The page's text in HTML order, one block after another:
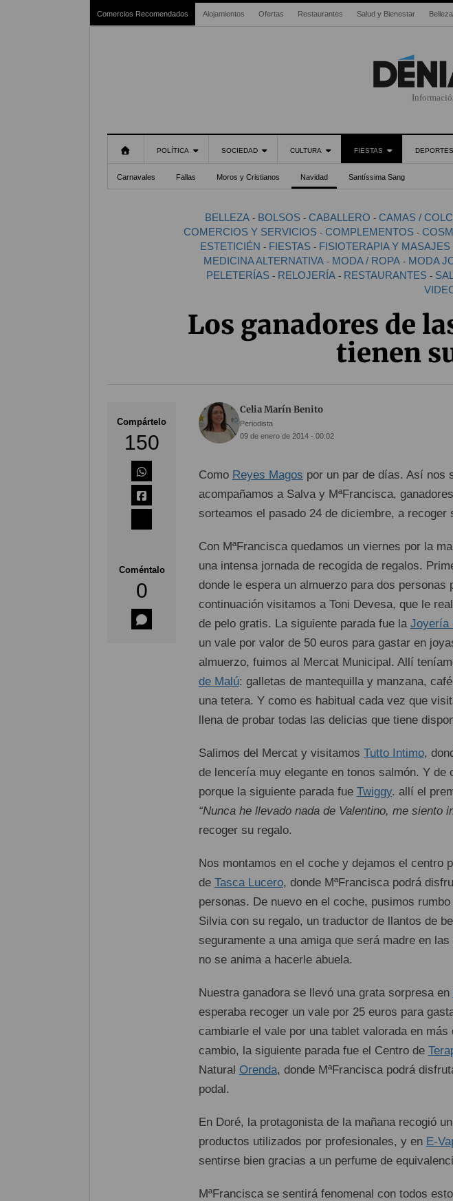
Comercios Recomendados Alojamientos Ofertas Restaurantes Salud y Bienestar Belleza
POLÍTICA SOCIEDAD CULTURA FIESTAS DEPORTES
Carnavales Fallas Moros y Cristianos Navidad Santíssima Sang
BELLEZA - BOLSOS - CABALLERO - CAMAS /
COMERCIOS Y SERVICIOS- COMPLEMENTOS-
ESTETICIÉN - FIESTAS- FISIOTERAPIA Y MASAJES
MEDICINA ALTERNATIVA - MODA / ROPA - MODA
PELETERÍAS - RELOJERÍA - RESTAURANTES -
Los ganadores de
tienen
Compártelo
150
Coméntalo
0
Celia Marín Benito
Periodista
09 de enero de 2014 - 00:02
Como Reyes Magos por un par de días. Así nos
acompañamos a Salva y MªFrancisca,
sorteamos el pasado 24 de diciembre, a recoger
Con MªFrancisca quedamos un viernes por la
una intensa jornada de recogida de regalos.
donde le espera un almuerzo para dos personas
continuación visitamos a Toni Devesa, que le
de pelo gratis. La siguiente parada fue la Joyería
un vale por valor de 50 euros para gastar en
almuerzo, fuimos al Mercat Municipal. Allí
de Malú: galletas de mantequilla y manzana,
una tetera. Y como es habitual cada vez que
llena de probar todas las delicias que tiene
Salimos del Mercat y visitamos Tutto Intimo,
de lencería muy elegante en tonos salmón. Y de
porque la siguiente parada fue Twiggy. allí el
“Nunca he llevado nada de Valentino, me siento
recoger su regalo.
Nos montamos en el coche y dejamos el centro
de Tasca Lucero, donde MªFrancisca podrá
personas. De nuevo en el coche, pusimos
Silvia con su regalo, un traductor de llantos de
seguramente a una amiga que será madre en
no se anima a hacerle abuela.
Nuestra ganadora se llevó una grata sorpresa en
esperaba recoger un vale por 25 euros para
cambiarle el vale por una tablet valorada en
cambio, la siguiente parada fue el Centro de
Natural Orenda, donde MªFrancisca podrá
podal.
En Doré, la protagonista de la mañana recogió
productos utilizados por profesionales, y en E-
sentirse bien gracias a un perfume de
MªFrancisca se sentirá fenomenal con todos